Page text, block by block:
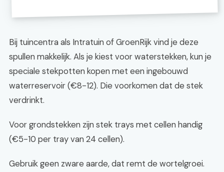
Bij tuincentra als Intratuin of GroenRijk vind je deze
spullen makkelijk. Als je kiest voor waterstekken, kun je
speciale stekpotten kopen met een ingebouwd
waterreservoir (€8-12). Die voorkomen dat de stek
verdrinkt.
Voor grondstekken zijn stek trays met cellen handig
(€5-10 per tray van 24 cellen).
Gebruik geen zware aarde, dat remt de wortelgroei.